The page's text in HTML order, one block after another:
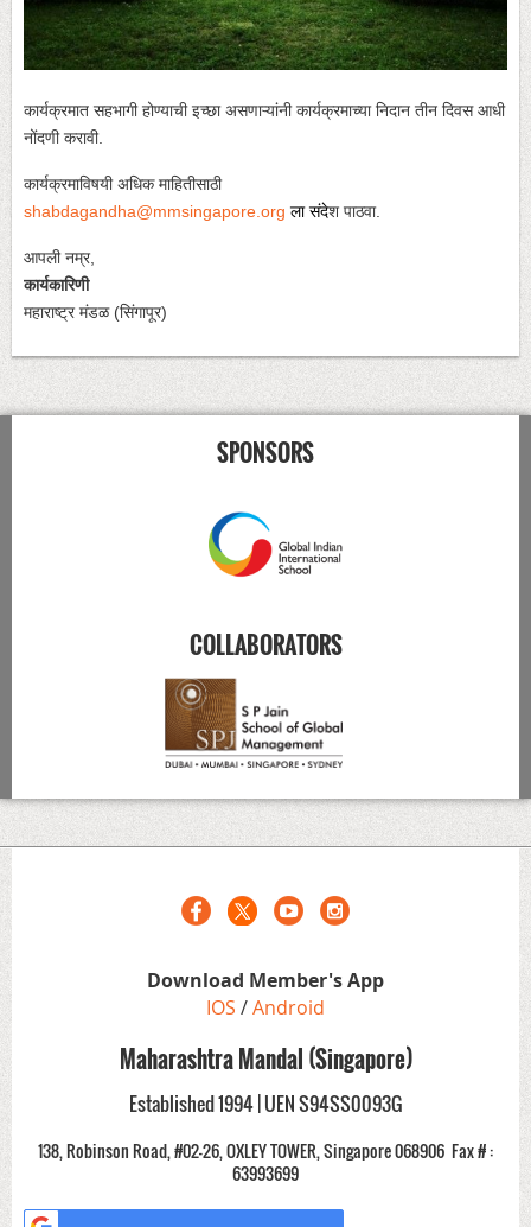
कार्यक्रमात सहभागी होण्याची इच्छा असणाऱ्यांनी कार्यक्रमाच्या निदान तीन दिवस आधी
नोंदणी करावी.
कार्यक्रमाविषयी अधिक माहितीसाठी
shabdagandha@mmsingapore.org लासंदेश पाठवा.
आपली नम्र,
कार्यकारिणी
महाराष्ट्र मंडळ (सिंगापूर)
SPONSORS
COLLABORATORS
Download Member's App
IOS /Android
Maharashtra Mandal (Singapore)
Established 1994 | UEN S94SS0093G
138, Robinson Road, #02-26, OXLEY TOWER, Singapore 068906 Fax # :
63993699